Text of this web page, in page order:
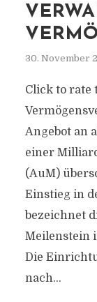
30. November
Click to rate
Angebot an
einer
(AuM)
Einstieg in
bezeichnet
Meilenstein
Die
nach...